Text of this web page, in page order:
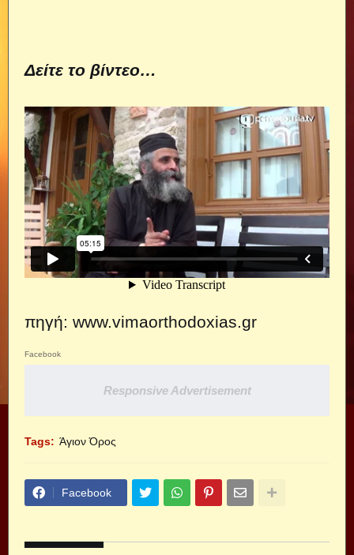
Δείτε το βίντεο…
πηγή: www.vimaorthodoxias.gr
Facebook
Responsive Advertisement
Tags: Άγιον Όρος
Facebook